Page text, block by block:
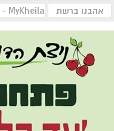
אהבנו ברשת
MyKheila - הבית לעסקים וקהילות